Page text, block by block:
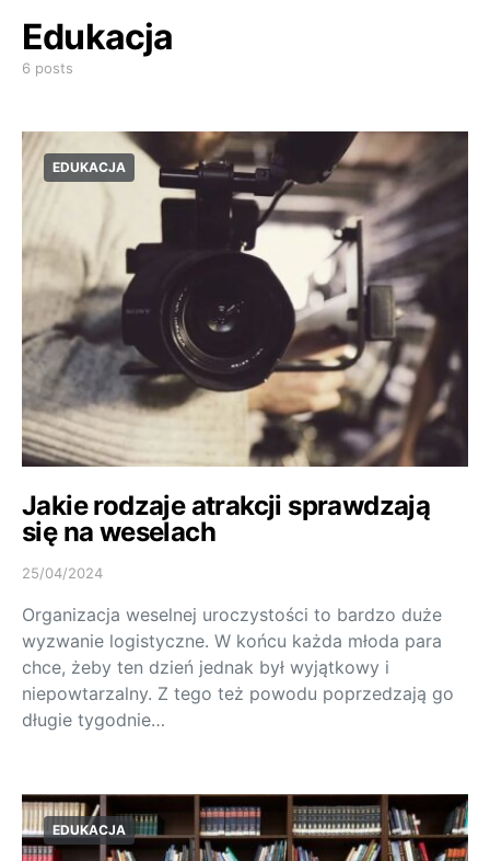
Edukacja
6 posts
EDUKACJA
Jakie rodzaje atrakcji sprawdzają
się na weselach
25/04/2024
Organizacja weselnej uroczystości to bardzo duże
wyzwanie logistyczne. W końcu każda młoda para
chce, żeby ten dzień jednak był wyjątkowy i
niepowtarzalny. Z tego też powodu poprzedzają go
długie tygodnie…
EDUKACJA